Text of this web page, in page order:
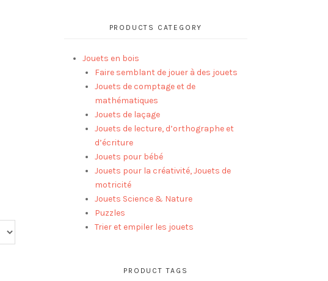
PRODUCTS CATEGORY
Jouets en bois
Faire semblant de jouer à des jouets
Jouets de comptage et de
mathématiques
Jouets de laçage
Jouets de lecture, d’orthographe et
d’écriture
Jouets pour bébé
Jouets pour la créativité, Jouets de
motricité
Jouets Science & Nature
Puzzles
Trier et empiler les jouets
PRODUCT TAGS